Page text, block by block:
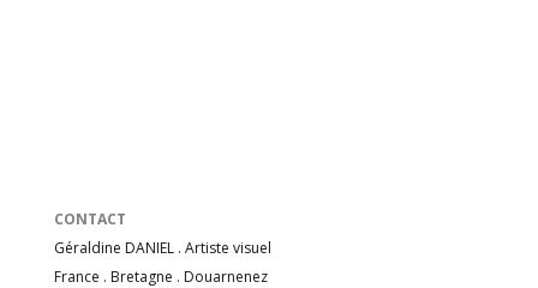
CONTACT
Géraldine DANIEL . Artiste visuel
France . Bretagne . Douarnenez